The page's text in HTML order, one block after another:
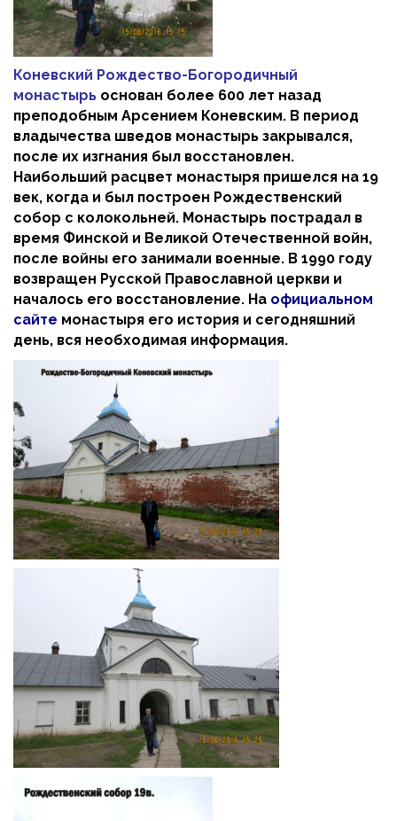
Коневский Рождество-Богородичный
монастырь основан более 600 лет назад
преподобным Арсением Коневским. В период
владычества шведов монастырь закрывался,
после их изгнания был восстановлен.
Наибольший расцвет монастыря пришелся на 19
век, когда и был построен Рождественский
собор с колокольней. Монастырь пострадал в
время Финской и Великой Отечественной войн,
после войны его занимали военные. В 1990 году
возвращен Русской Православной церкви и
началось его восстановление. На официальном
сайте монастыря его история и сегодняшний
день, вся необходимая информация.